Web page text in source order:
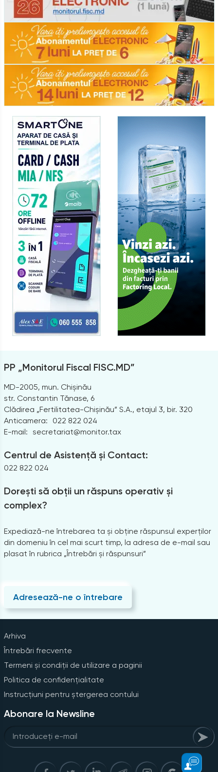
PP „Monitorul Fiscal FISC.MD”
MD-2005, mun. Chișinău
str. Constantin Tănase, 6
Clădirea „Fertilitatea-Chișinău” S.A., etajul 3, bir. 320
Anticamera:
022 822 024
E-mail: secretariat@monitor.tax
Centrul de Asistență și Contact:
022 822 024
Dorești să obții un răspuns operativ și
complex?
Expediază-ne întrebarea ta și obține răspunsul experților
din domeniu în cel mai scurt timp, la adresa de e-mail sau
plasat în rubrica „Întrebări și răspunsuri”
Adresează-ne o întrebare
Arhiva
Întrebări frecvente
Termeni și condiții de utilizare a paginii
Politica de confidențialitate
Instrucțiuni pentru ștergerea contului
Abonare la Newsline